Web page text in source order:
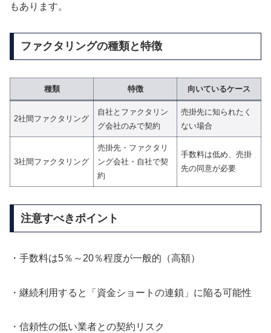
もあります。
ファクタリングの種類と特徴
種類 特徴 向いているケース
2社間ファクタリング
自社とファクタリン
グ会社のみで契約
売掛先に知られたく
ない場合
3社間ファクタリング
売掛先・ファクタリ
ング会社・自社で契
約
手数料は低め、売掛
先の同意が必要
注意すべきポイント
・手数料は5％～20％程度が一般的（高額）
・継続利用すると「資金ショートの連鎖」に陥る可能性
・信頼性の低い業者との契約リスク